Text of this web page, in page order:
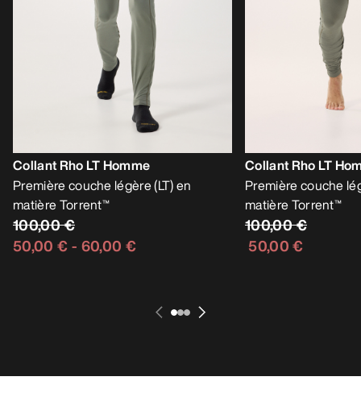
Collant Rho LT Homme
Première couche légère (LT) en
matière Torrent™
100,00 €
50,00 €- 60,00 €
Collant Rho LT
Première couche
matière Torrent™
100,00 €
50,00 €